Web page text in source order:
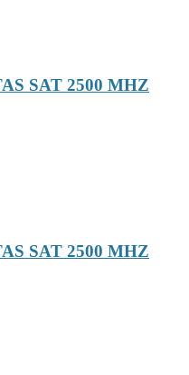
SAT 2500 MHZ
SAT 2500 MHZ